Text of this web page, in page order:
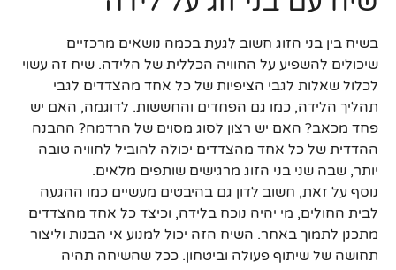
בשיח בין בני הזוג חשוב לגעת בכמה נושאים מרכזיים
שיכולים להשפיע על החוויה הכללית של הלידה. שיח זה עשוי
לכלול שאלות לגבי הציפיות של כל אחד מהצדדים לגבי
תהליך הלידה, כמו גם הפחדים והחששות. לדוגמה, האם יש
פחד מכאב? האם יש רצון לסוג מסוים של הרדמה? ההבנה
ההדדית של כל אחד מהצדדים יכולה להוביל לחוויה טובה
יותר, שבה שני בני הזוג מרגישים שותפים מלאים.
נוסף על זאת, חשוב לדון גם בהיבטים מעשיים כמו ההגעה
לבית החולים, מי יהיה נוכח בלידה, וכיצד כל אחד מהצדדים
מתכנן לתמוך באחר. השיח הזה יכול למנוע אי הבנות וליצור
תחושה של שיתוף פעולה וביטחון. ככל שהשיחה תהיה